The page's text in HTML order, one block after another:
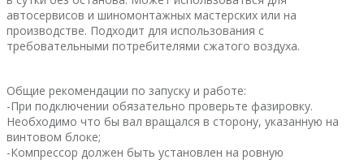
автосервисов и шиномонтажных мастерских или на
производстве. Подходит для использования с
требовательными потребителями сжатого воздуха.
Общие рекомендации по запуску и работе:
-При подключении обязательно проверьте фазировку.
Необходимо что бы вал вращался в сторону, указанную на
винтовом блоке;
-Компрессор должен быть установлен на ровную